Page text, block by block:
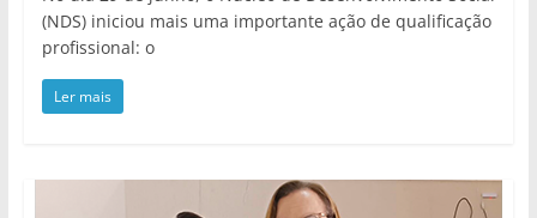
(NDS) iniciou mais uma importante ação de qualificação
profissional: o
Ler mais